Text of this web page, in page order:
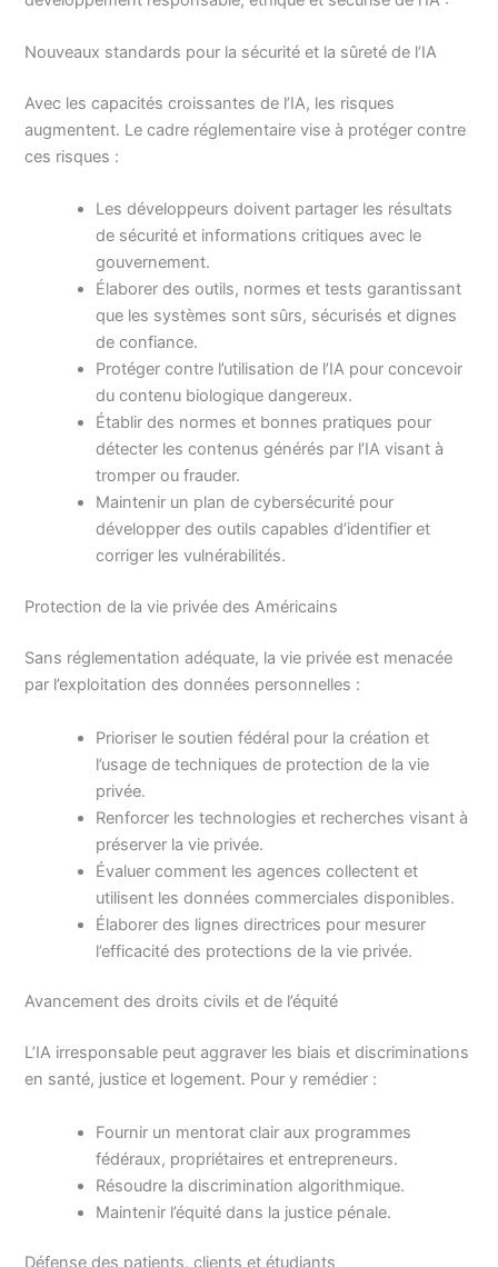
Nouveaux standards pour la sécurité et la sûreté de l’IA
Avec les capacités croissantes de l’IA, les risques
augmentent. Le cadre réglementaire vise à protéger contre
ces risques :
Les développeurs doivent partager les résultats
de sécurité et informations critiques avec le
gouvernement.
Élaborer des outils, normes et tests garantissant
que les systèmes sont sûrs, sécurisés et dignes
de confiance.
Protéger contre l’utilisation de l’IA pour concevoir
du contenu biologique dangereux.
Établir des normes et bonnes pratiques pour
détecter les contenus générés par l’IA visant à
tromper ou frauder.
Maintenir un plan de cybersécurité pour
développer des outils capables d’identifier et
corriger les vulnérabilités.
Protection de la vie privée des Américains
Sans réglementation adéquate, la vie privée est menacée
par l’exploitation des données personnelles :
Prioriser le soutien fédéral pour la création et
l’usage de techniques de protection de la vie
privée.
Renforcer les technologies et recherches visant à
préserver la vie privée.
Évaluer comment les agences collectent et
utilisent les données commerciales disponibles.
Élaborer des lignes directrices pour mesurer
l’efficacité des protections de la vie privée.
Avancement des droits civils et de l’équité
L’IA irresponsable peut aggraver les biais et discriminations
en santé, justice et logement. Pour y remédier :
Fournir un mentorat clair aux programmes
fédéraux, propriétaires et entrepreneurs.
Résoudre la discrimination algorithmique.
Maintenir l’équité dans la justice pénale.